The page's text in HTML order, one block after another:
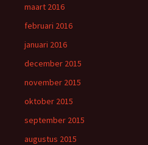
maart 2016
februari 2016
januari 2016
december 2015
november 2015
oktober 2015
september 2015
augustus 2015